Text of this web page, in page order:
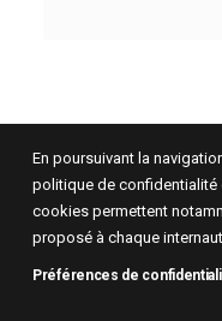
En poursuivant la
politique de confidentialité
cookies permettent
proposé à chaque
Préférences de